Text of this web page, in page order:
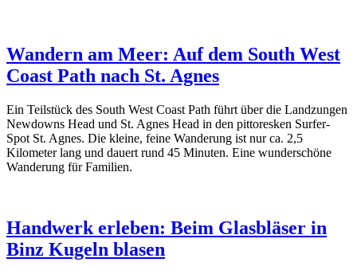
Wandern am Meer: Auf dem South West
Coast Path nach St. Agnes
Ein Teilstück des South West Coast Path führt über die Landzungen
Newdowns Head und St. Agnes Head in den pittoresken Surfer-
Spot St. Agnes. Die kleine, feine Wanderung ist nur ca. 2,5
Kilometer lang und dauert rund 45 Minuten. Eine wunderschöne
Wanderung für Familien.
Handwerk erleben: Beim Glasbläser in
Binz Kugeln blasen